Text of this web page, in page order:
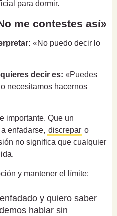
para dormir.
me contestes así»
«No puedo decir lo
decir es: «Puedes
necesitamos hacernos
importante. Que un
enfadarse, discrepar o
no significa que cualquier
y mantener el límite:
y quiero saber
hablar sin